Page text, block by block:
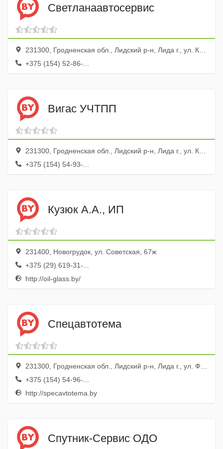
Светланаавтосервис
231300, Гродненская обл., Лидский р-н, Лида г., ул. Качана, 7
+375 (154) 52-86-...
Вигас УЧТПП
231300, Гродненская обл., Лидский р-н, Лида г., ул. Космонавтов, 14, корп.1
+375 (154) 54-93-...
Кузюк А.А., ИП
231400, Новогрудок, ул. Советская, 67ж
+375 (29) 619-31-...
http://oil-glass.by/
Спецавтотема
231300, Гродненская обл., Лидский р-н, Лида г., ул. Фурманова, 17
+375 (154) 54-96-...
http://specavtotema.by
Спутник-Сервис ОДО